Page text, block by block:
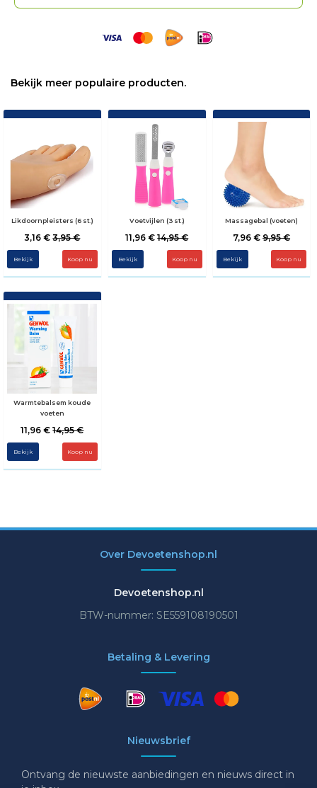
Bekijk meer populaire producten.
Likdoornpleisters (6 st.)
3,16 €3,95 €
Bekijk
Voetvijlen (3 st.)
11,96 €14,95 €
Bekijk
Massagebal (voeten)
7,96 €9,95 €
Bekijk
Warmtebalsem koude
voeten
11,96 €14,95 €
Bekijk
Over Devoetenshop.nl
Devoetenshop.nl
BTW-nummer: SE559108190501
Betaling & Levering
Nieuwsbrief
Ontvang de nieuwste aanbiedingen en nieuws direct in